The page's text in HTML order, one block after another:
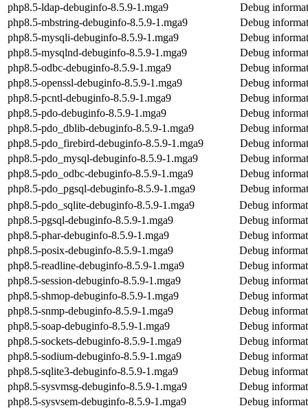
php8.5-ldap-debuginfo-8.5.9-1.mga9
Debug
php8.5-mbstring-debuginfo-8.5.9-1.mga9
Debug
php8.5-mysqli-debuginfo-8.5.9-1.mga9
Debug
php8.5-mysqlnd-debuginfo-8.5.9-1.mga9
Debug
php8.5-odbc-debuginfo-8.5.9-1.mga9
Debug
php8.5-openssl-debuginfo-8.5.9-1.mga9
Debug
php8.5-pcntl-debuginfo-8.5.9-1.mga9
Debug
php8.5-pdo-debuginfo-8.5.9-1.mga9
Debug
php8.5-pdo_dblib-debuginfo-8.5.9-1.mga9
Debug
php8.5-pdo_firebird-debuginfo-8.5.9-1.mga9
Debug
php8.5-pdo_mysql-debuginfo-8.5.9-1.mga9
Debug
php8.5-pdo_odbc-debuginfo-8.5.9-1.mga9
Debug
php8.5-pdo_pgsql-debuginfo-8.5.9-1.mga9
Debug
php8.5-pdo_sqlite-debuginfo-8.5.9-1.mga9
Debug
php8.5-pgsql-debuginfo-8.5.9-1.mga9
Debug
php8.5-phar-debuginfo-8.5.9-1.mga9
Debug
php8.5-posix-debuginfo-8.5.9-1.mga9
Debug
php8.5-readline-debuginfo-8.5.9-1.mga9
Debug
php8.5-session-debuginfo-8.5.9-1.mga9
Debug
php8.5-shmop-debuginfo-8.5.9-1.mga9
Debug
php8.5-snmp-debuginfo-8.5.9-1.mga9
Debug
php8.5-soap-debuginfo-8.5.9-1.mga9
Debug
php8.5-sockets-debuginfo-8.5.9-1.mga9
Debug
php8.5-sodium-debuginfo-8.5.9-1.mga9
Debug
php8.5-sqlite3-debuginfo-8.5.9-1.mga9
Debug
php8.5-sysvmsg-debuginfo-8.5.9-1.mga9
Debug
php8.5-sysvsem-debuginfo-8.5.9-1.mga9
Debug